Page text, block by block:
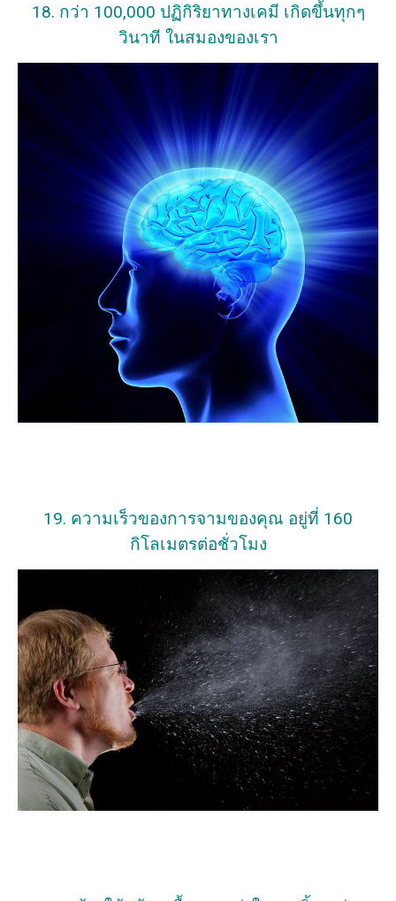
18. กว่า 100,000 ปฏิกิริยาทางเคมี เกิดขึ้นทุกๆ
วินาที ในสมองของเรา
19. ความเร็วของการจามของคุณ อยู่ที่ 160
กิโลเมตรต่อชั่วโมง